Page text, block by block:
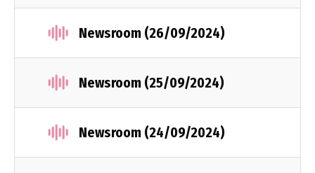
Newsroom (26/09/2024)
Newsroom (25/09/2024)
Newsroom (24/09/2024)